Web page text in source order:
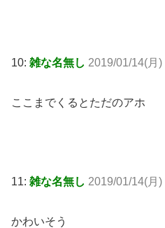
10: 雑な名無し 2019/01/14(月
ここまでくるとただのアホ
11: 雑な名無し 2019/01/14(月
かわいそう